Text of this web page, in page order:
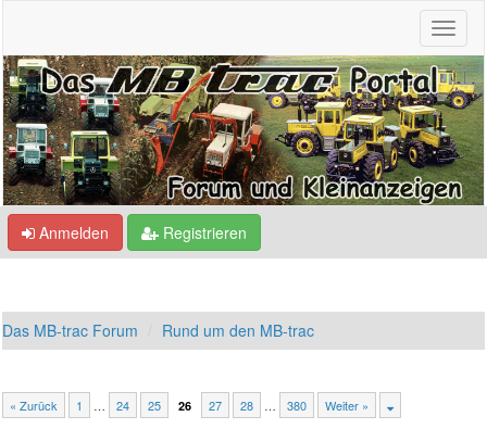
Anmelden Registrieren
Das MB-trac Forum Rund um den MB-trac
« Zurück 1 … 24 25 26 27 28 … 380 Weiter »